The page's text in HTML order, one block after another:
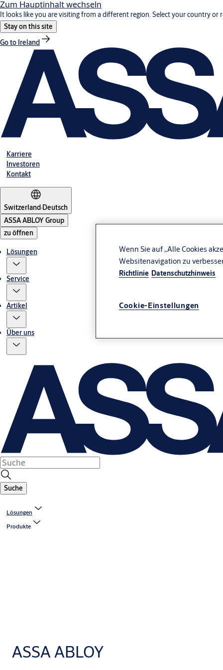
Zum Hauptinhalt wechseln
It looks like you are visiting from a different region. Select your country or
Stay on this site
Go to Ireland
Karriere
Investoren
Kontakt
Switzerland·Deutsch
ASSA ABLOY Group
zu öffnen
Lösungen
Service
Artikel
Über uns
Suche
Lösungen
Produkte
ASSA ABLOY
Wenn Sie auf „Alle Cookies
Websitenavigation zu
Richtlinie Datenschutzhinweis
Cookie-Einstellungen